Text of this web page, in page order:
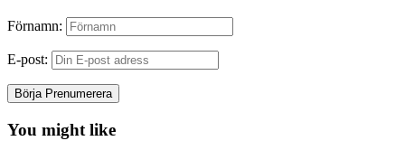
Förnamn:
E-post:
You might like